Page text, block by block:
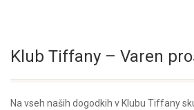
Klub Tiffany – Varen
Na vseh naših dogodkih v Klubu Tiffany